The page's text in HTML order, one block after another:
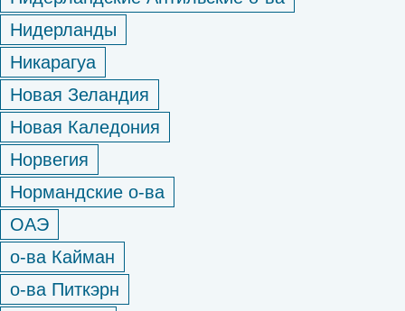
Нидерланды
Никарагуа
Новая Зеландия
Новая Каледония
Норвегия
Нормандские о-ва
ОАЭ
о-ва Кайман
о-ва Питкэрн